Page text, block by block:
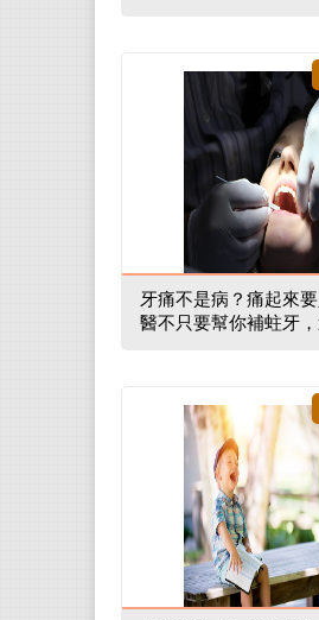
牙痛不是病？痛起來
醫不只要幫你補蛀牙